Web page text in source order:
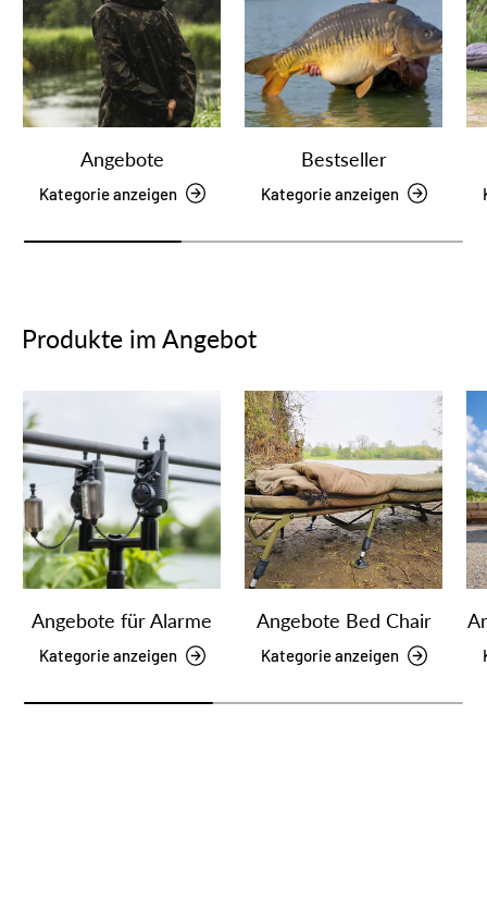
Angebote
Kategorie anzeigen
Bestseller
Kategorie anzeigen
Produkte im Angebot
Angebote für Alarme
Kategorie anzeigen
Angebote Bed Chair
Kategorie anzeigen